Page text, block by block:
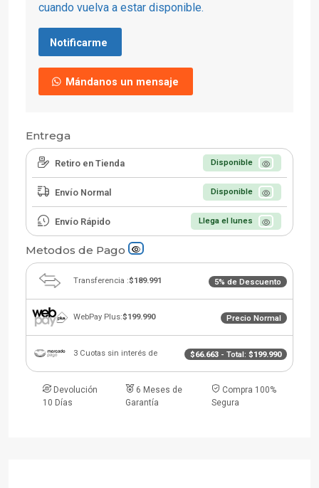
cuando vuelva a estar disponible.
Notificarme
Mándanos un mensaje
Entrega
Retiro en Tienda Disponible
Envío Normal Disponible
Envío Rápido Llega el lunes
Metodos de Pago
Transferencia :$189.991 5% de Descuento
WebPay Plus:$199.990 Precio Normal
3 Cuotas sin interés de $66.663 - Total: $199.990
Devolución
10 Días
6 Meses de
Garantía
Compra 100%
Segura